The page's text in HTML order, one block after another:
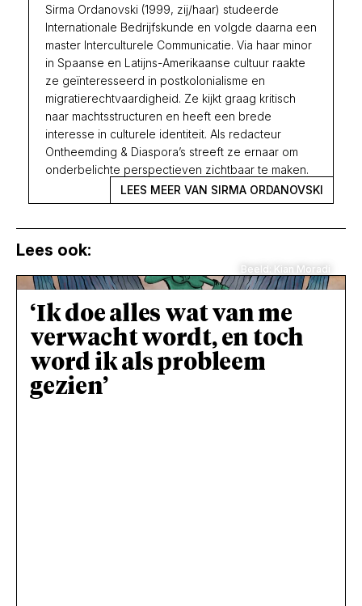
Sirma Ordanovski (1999, zij/haar) studeerde
Internationale Bedrijfskunde en volgde daarna een
master Interculturele Communicatie. Via haar minor
in Spaanse en Latijns-Amerikaanse cultuur raakte
ze geïnteresseerd in postkolonialisme en
migratierechtvaardigheid. Ze kijkt graag kritisch
naar machtsstructuren en heeft een brede
interesse in culturele identiteit. Als redacteur
Ontheemding & Diaspora’s streeft ze ernaar om
onderbelichte perspectieven zichtbaar te maken.
LEES MEER VAN SIRMA ORDANOVSKI
Lees ook:
Beeld: Kian Moradi
‘Ik doe alles wat van me
verwacht wordt, en toch
word ik als probleem
gezien’